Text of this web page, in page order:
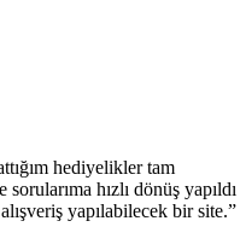
hediyelikler tam
hızlı dönüş yapıldı
yapılabilecek bir site.”